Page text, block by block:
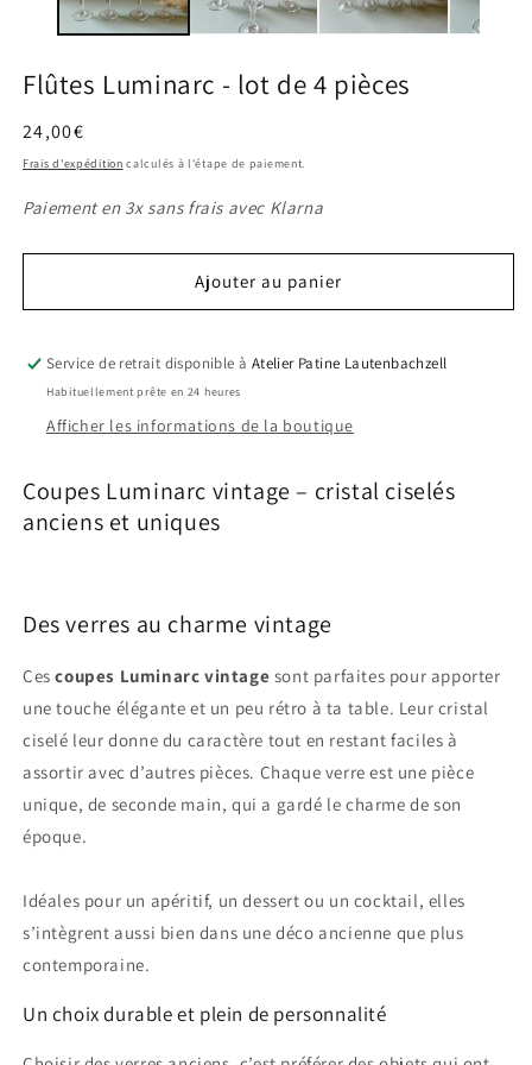
modale
Flûtes Luminarc - lot de 4 pièces
Prix
habituel
24,00€
Frais d'expédition calculés à l'étape de paiement.
Paiement en 3x sans frais avec Klarna
Ajouter au panier
Service de retrait disponible à Atelier Patine Lautenbachzell
Habituellement prête en 24 heures
Afficher les informations de la boutique
Coupes Luminarc vintage – cristal ciselés
anciens et uniques
Des verres au charme vintage
Cescoupes Luminarc vintage sont parfaites pour apporter
une touche élégante et un peu rétro à ta table. Leur cristal
ciselé leur donne du caractère tout en restant faciles à
assortir avec d’autres pièces. Chaque verre est une pièce
unique, de seconde main, qui a gardé le charme de son
époque.
Idéales pour un apéritif, un dessert ou un cocktail, elles
s’intègrent aussi bien dans une déco ancienne que plus
contemporaine.
Un choix durable et plein de personnalité